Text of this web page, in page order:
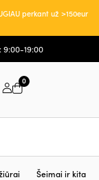
perkant už >150eur
9:00-19:00
0
Šeimai ir kita